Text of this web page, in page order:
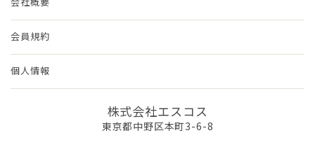
会員規約
個人情報
株式会社エスコス
東京都中野区本町3-6-8